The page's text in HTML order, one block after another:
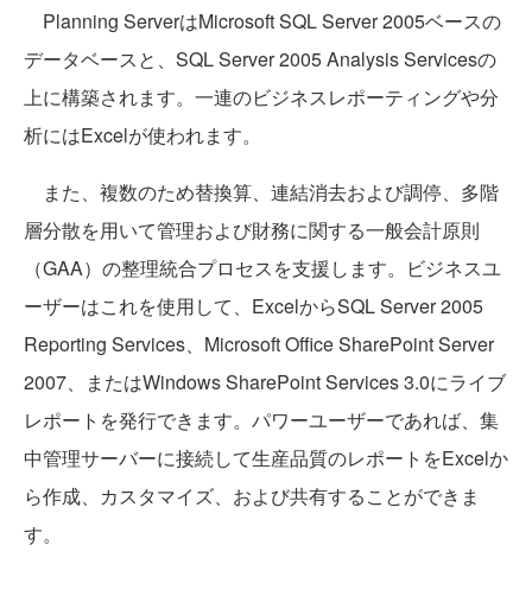
Planning ServerはMicrosoft SQL Server 2005ベースの
データベースと、SQL Server 2005 Analysis Servicesの
上に構築されます。一連のビジネスレポーティングや分
析にはExcelが使われます。
また、複数のため替換算、連結消去および調停、多階
層分散を用いて管理および財務に関する一般会計原則
（GAA）の整理統合プロセスを支援します。ビジネスユ
ーザーはこれを使用して、ExcelからSQL Server 2005
Reporting Services、Microsoft Office SharePoint Server
2007、またはWindows SharePoint Services 3.0にライブ
レポートを発行できます。パワーユーザーであれば、集
中管理サーバーに接続して生産品質のレポートをExcelか
ら作成、カスタマイズ、および共有することができま
す。